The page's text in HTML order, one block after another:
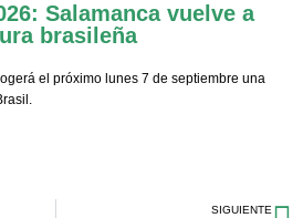
Salamanca vuelve a
brasileña
el próximo lunes 7 de septiembre una
SIGUIENTE